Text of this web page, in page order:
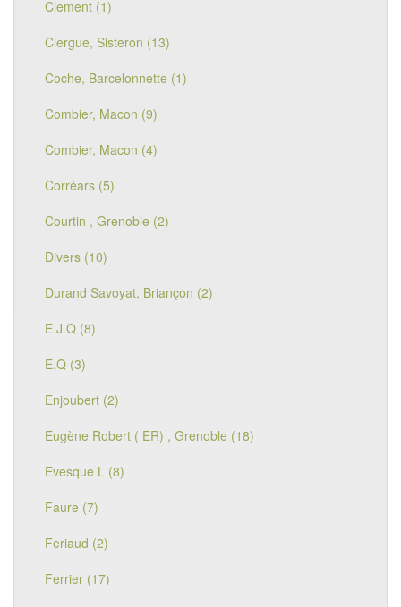
Clement (1)
Clergue, Sisteron (13)
Coche, Barcelonnette (1)
Combier, Macon (9)
Combier, Macon (4)
Corréars (5)
Courtin , Grenoble (2)
Divers (10)
Durand Savoyat, Briançon (2)
E.J.Q (8)
E.Q (3)
Enjoubert (2)
Eugène Robert ( ER) , Grenoble (18)
Evesque L (8)
Faure (7)
Feriaud (2)
Ferrier (17)